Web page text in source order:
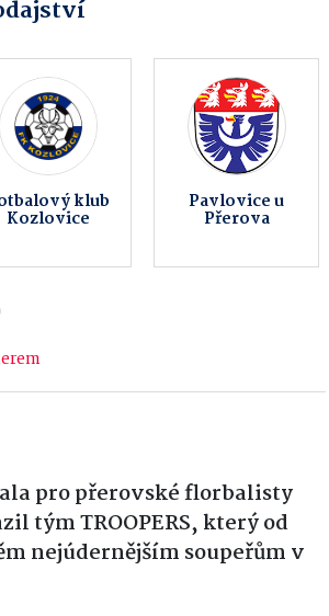
Prosenice Hanácký
paraklub, z.s.
pro přerovské florbalisty
tým TROOPERS, který od
nejúdernějším soupeřům v